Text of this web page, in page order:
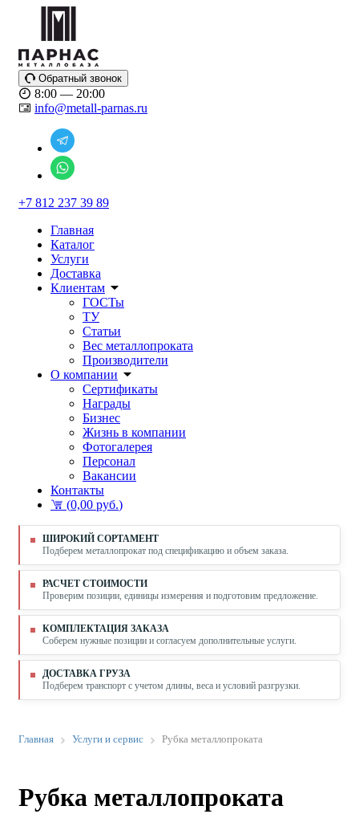
Обратный звонок
8:00 — 20:00
info@metall-parnas.ru
+7 812 237 39 89
Главная
Каталог
Услуги
Доставка
Клиентам
ГОСТы
ТУ
Статьи
Вес металлопроката
Производители
О компании
Сертификаты
Награды
Бизнес
Жизнь в компании
Фотогалерея
Персонал
Вакансии
Контакты
(0,00 руб.)
ШИРОКИЙ СОРТАМЕНТ
Подберем металлопрокат под спецификацию и объем заказа.
РАСЧЕТ СТОИМОСТИ
Проверим позиции, единицы измерения и подготовим предложение.
КОМПЛЕКТАЦИЯ ЗАКАЗА
Соберем нужные позиции и согласуем дополнительные услуги.
ДОСТАВКА ГРУЗА
Подберем транспорт с учетом длины, веса и условий разгрузки.
Главная Услуги и сервис Рубка металлопроката
Рубка металлопроката